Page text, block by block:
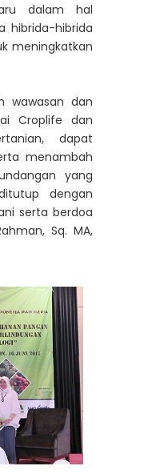
dalam hal
hibrida-hibrida
meningkatkan
wawasan dan
Croplife dan
dapat
menambah
yang
dengan
serta berdoa
Sq. MA,